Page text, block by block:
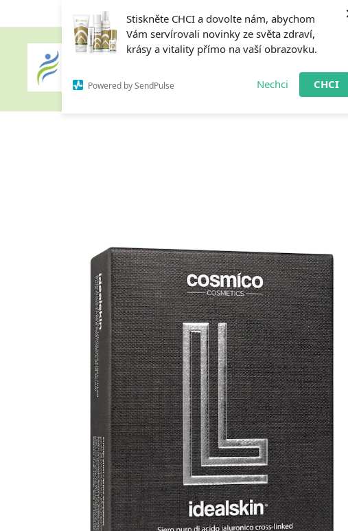
Stiskněte CHCI a dovolte nám, abychom
Vám servírovali novinky ze světa zdraví,
krásy a vitality přímo na vaší obrazovku.
Powered by SendPulse Nechci CHCI
O